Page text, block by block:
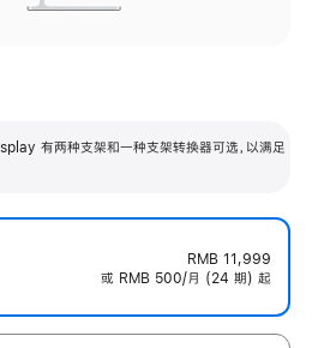
有两种支架和一种支架转换器可选，以满足
RMB 11,999
或 RMB 500/月 (24 期) 起